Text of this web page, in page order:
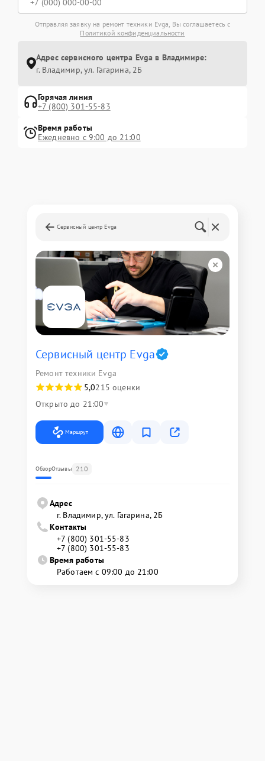
Отправляя заявку на ремонт техники Evga, Вы соглашаетесь с
Политикой конфиденциальности
Адрес сервисного центра Evga в Владимире:
г. Владимир, ул. Гагарина, 2Б
Горячая линия
+7 (800) 301-55-83
Время работы
Ежедневно с 9:00 до 21:00
Сервисный центр Evga
Сервисный центр Evga
Ремонт техники Evga
5,0215 оценки
Открыто до 21:00
Маршрут
ОбзорОтзывы 210
Адрес
г. Владимир, ул. Гагарина, 2Б
Контакты
+7 (800) 301-55-83
+7 (800) 301-55-83
Время работы
Работаем с 09:00 до 21:00